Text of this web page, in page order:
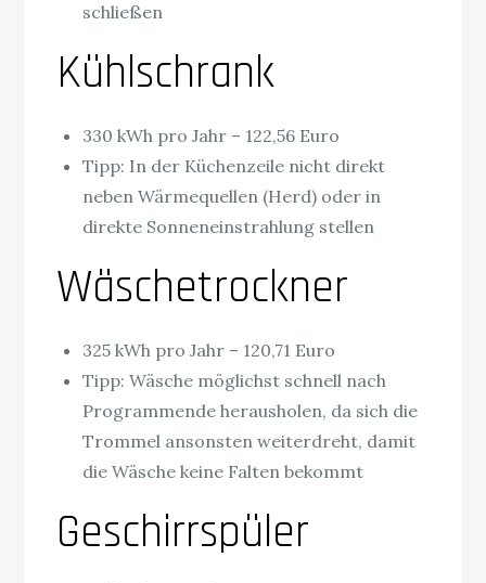
schließen
Kühlschrank
330 kWh pro Jahr – 122,56 Euro
Tipp: In der Küchenzeile nicht direkt
neben Wärmequellen (Herd) oder in
direkte Sonneneinstrahlung stellen
Wäschetrockner
325 kWh pro Jahr – 120,71 Euro
Tipp: Wäsche möglichst schnell nach
Programmende herausholen, da sich die
Trommel ansonsten weiterdreht, damit
die Wäsche keine Falten bekommt
Geschirrspüler